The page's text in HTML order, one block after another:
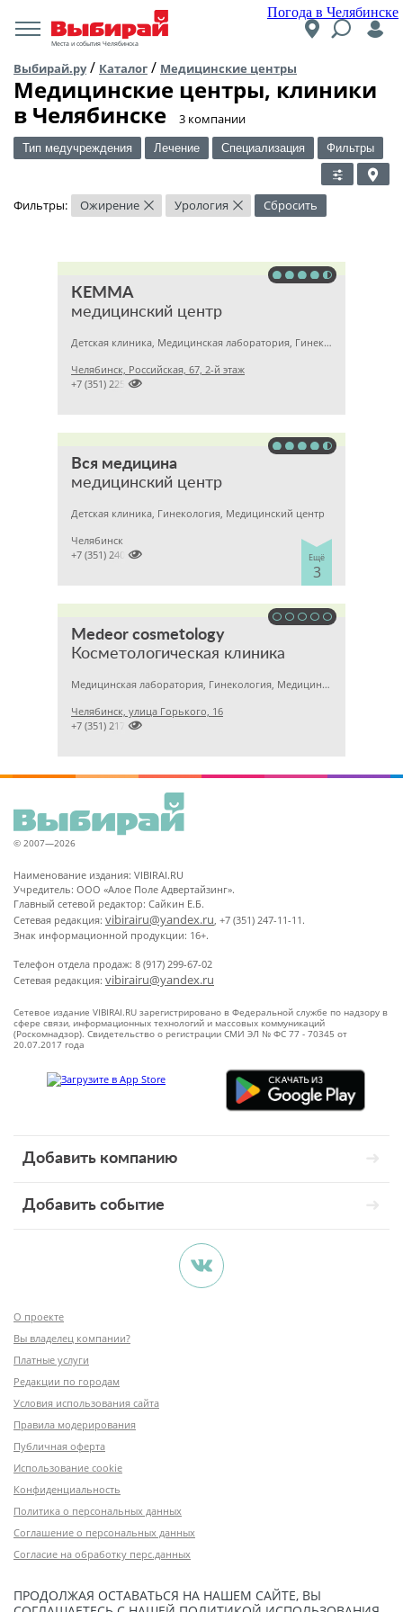
Погода в Челябинске
Места и события Челябинска
Выбирай.ру/ Каталог / Медицинские центры
Медицинские центры, клиники
в Челябинске
​3 компании
Тип медучреждения Лечение Специализация Фильтры
Фильтры: Ожирение × Урология × Сбросить
КЕММА
медицинский центр
Детская клиника, Медицинская лаборатория, Гинекология
Челябинск, Российская, 67, 2-й этаж

+7 (351) 2256145
Вся медицина
медицинский центр
Детская клиника, Гинекология, Медицинский центр
Ещё
3
Челябинск

+7 (351) 2400303
Medeor cosmetology
Косметологическая клиника
Медицинская лаборатория, Гинекология, Медицинский центр
Челябинск, улица Горького, 16

+7 (351) 2170122
© 2007—2026
Наименование издания: VIBIRAI.RU
Учредитель: ООО «Алое Поле Адвертайзинг».
Главный сетевой редактор: Сайкин Е.Б.
Сетевая редакция: vibirairu@yandex.ru, +7 (351) 247-11-11.
Знак информационной продукции: 16+.
Телефон отдела продаж: 8 (917) 299-67-02
Сетевая редакция: vibirairu@yandex.ru
Сетевое издание VIBIRAI.RU зарегистрировано в Федеральной службе по надзору в
сфере связи, информационных технологий и массовых коммуникаций
(Роскомнадзор). Свидетельство о регистрации СМИ ЭЛ № ФС 77 - 70345 от
20.07.2017 года
Добавить компанию
Добавить событие
О проекте
Вы владелец компании?
Платные услуги
Редакции по городам
Условия использования сайта
Правила модерирования
Публичная оферта
Использование cookie
Конфиденциальность
Политика о персональных данных
Соглашение о персональных данных
Согласие на обработку перс.данных
ПРОДОЛЖАЯ ОСТАВАТЬСЯ НА НАШЕМ САЙТЕ, ВЫ